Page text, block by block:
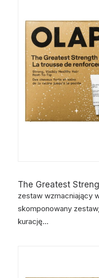
The Greatest
zestaw wzmacniający
skomponowany
kurację…